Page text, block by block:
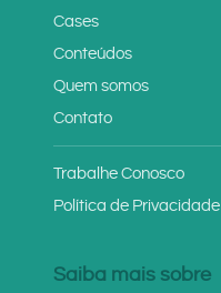
Cases
Conteúdos
Quem somos
Contato
Trabalhe Conosco
Política de Privacidade
Saiba mais sobre